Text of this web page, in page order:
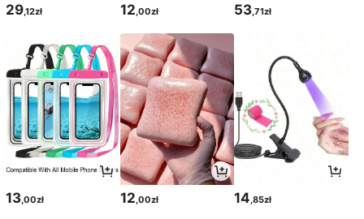
29,12zł 12 ,00zł 53 ,71zł
13 ,00zł 12 ,00zł 14 ,85zł